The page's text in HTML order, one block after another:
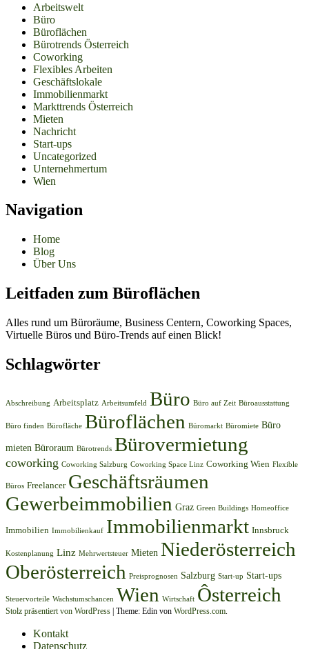
Arbeitswelt
Büro
Büroflächen
Bürotrends Österreich
Coworking
Flexibles Arbeiten
Geschäftslokale
Immobilienmarkt
Markttrends Österreich
Mieten
Nachricht
Start-ups
Uncategorized
Unternehmertum
Wien
Navigation
Home
Blog
Über Uns
Leitfaden zum Büroflächen
Alles rund um Büroräume, Business Centern, Coworking Spaces,
Virtuelle Büros und Büro-Trends auf einen Blick!
Schlagwörter
Abschreibung Arbeitsplatz Arbeitsumfeld Büro Büro auf Zeit Büroausstattung
Büro finden Bürofläche Büroflächen Büromarkt Büromiete Büro
mieten Büroraum Bürotrends Bürovermietung
coworking Coworking Salzburg Coworking Space Linz Coworking Wien Flexible
Büros Freelancer Geschäftsräumen
Gewerbeimmobilien Graz Green Buildings Homeoffice
Immobilien Immobilienkauf Immobilienmarkt Innsbruck
Kostenplanung Linz Mehrwertsteuer Mieten Niederösterreich
Oberösterreich Preisprognosen Salzburg Start-up Start-ups
Steuervorteile Wachstumschancen Wien Wirtschaft Ôsterreich
Stolz präsentiert von WordPress Theme: Edin von WordPress.com.
Kontakt
Datenschutz